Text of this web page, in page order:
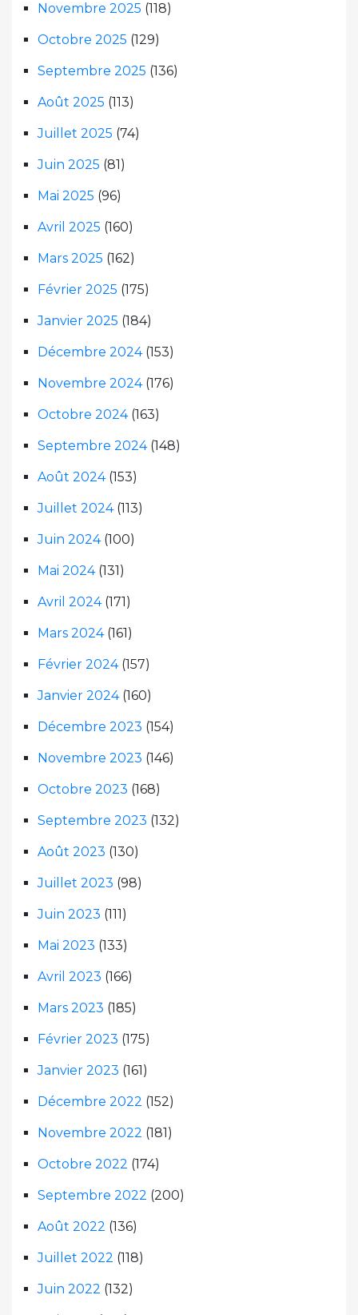
Novembre 2025 (118)
Octobre 2025 (129)
Septembre 2025 (136)
Août 2025 (113)
Juillet 2025 (74)
Juin 2025 (81)
Mai 2025 (96)
Avril 2025 (160)
Mars 2025 (162)
Février 2025 (175)
Janvier 2025 (184)
Décembre 2024(153)
Novembre 2024(176)
Octobre 2024(163)
Septembre 2024(148)
Août 2024(153)
Juillet 2024(113)
Juin 2024(100)
Mai 2024(131)
Avril 2024(171)
Mars 2024(161)
Février 2024(157)
Janvier 2024(160)
Décembre 2023 (154)
Novembre 2023 (146)
Octobre 2023 (168)
Septembre 2023 (132)
Août 2023 (130)
Juillet 2023 (98)
Juin 2023 (111)
Mai 2023 (133)
Avril 2023 (166)
Mars 2023 (185)
Février 2023 (175)
Janvier 2023 (161)
Décembre 2022 (152)
Novembre 2022 (181)
Octobre 2022 (174)
Septembre 2022 (200)
Août 2022 (136)
Juillet 2022 (118)
Juin 2022 (132)